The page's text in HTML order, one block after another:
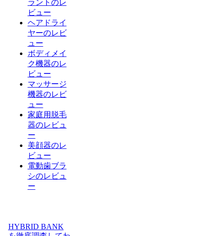
ラントのレ
ビュー
ヘアドライ
ヤーのレビ
ュー
ボディメイ
ク機器のレ
ビュー
マッサージ
機器のレビ
ュー
家庭用脱毛
器のレビュ
ー
美顔器のレ
ビュー
電動歯ブラ
シのレビュ
ー
HYBRID BANK